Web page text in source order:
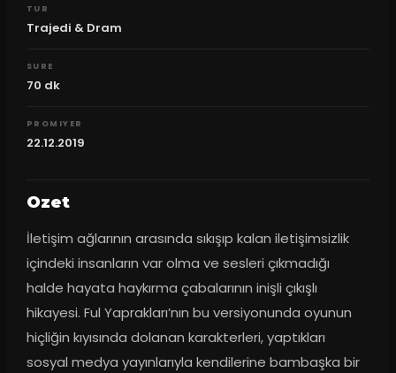
TUR
Trajedi & Dram
SURE
70 dk
PROMIYER
22.12.2019
Ozet
İletişim ağlarının arasında sıkışıp kalan iletişimsizlik
içindeki insanların var olma ve sesleri çıkmadığı
halde hayata haykırma çabalarının inişli çıkışlı
hikayesi. Ful Yaprakları’nın bu versiyonunda oyunun
hiçliğin kıyısında dolanan karakterleri, yaptıkları
sosyal medya yayınlarıyla kendilerine bambaşka bir